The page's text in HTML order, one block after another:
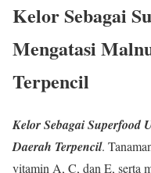
Kelor Sebagai
Mengatasi
Terpencil
Kelor Sebagai Superfood
Daerah Terpencil.
vitamin A, C, dan E, serta